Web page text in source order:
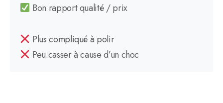
Bon rapport qualité / prix
Plus compliqué à polir
Peu casser à cause d’un choc